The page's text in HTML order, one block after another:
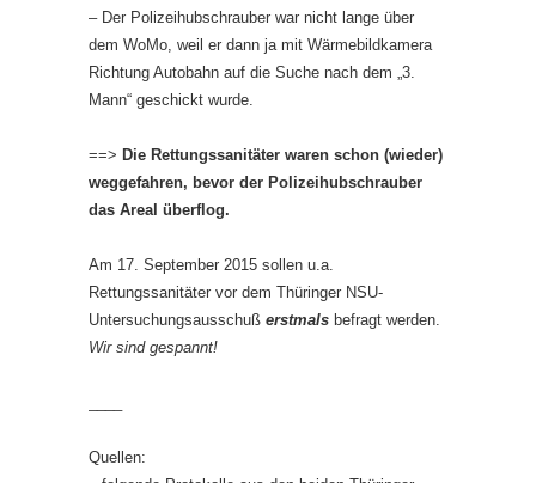
– Der Polizeihubschrauber war nicht lange über
dem WoMo, weil er dann ja mit Wärmebildkamera
Richtung Autobahn auf die Suche nach dem „3.
Mann“ geschickt wurde.
==> Die Rettungssanitäter waren schon (wieder)
weggefahren, bevor der Polizeihubschrauber
das Areal überflog.
Am 17. September 2015 sollen u.a.
Rettungssanitäter vor dem Thüringer NSU-
Untersuchungsausschuß erstmals befragt werden.
Wir sind gespannt!
Quellen: